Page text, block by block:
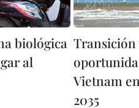
biológica
al
Transición
Vietnam
2035